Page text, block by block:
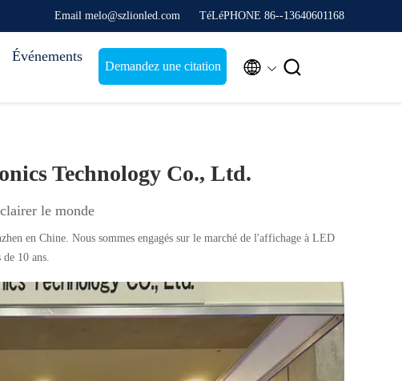
Email melo@szlionled.com TéLéPHONE 86--13640601168
Événements
Demandez une citation  
Technology Co., Ltd.
le monde
en Chine. Nous sommes engagés sur le marché de l'affichage à LED
de 10 ans.